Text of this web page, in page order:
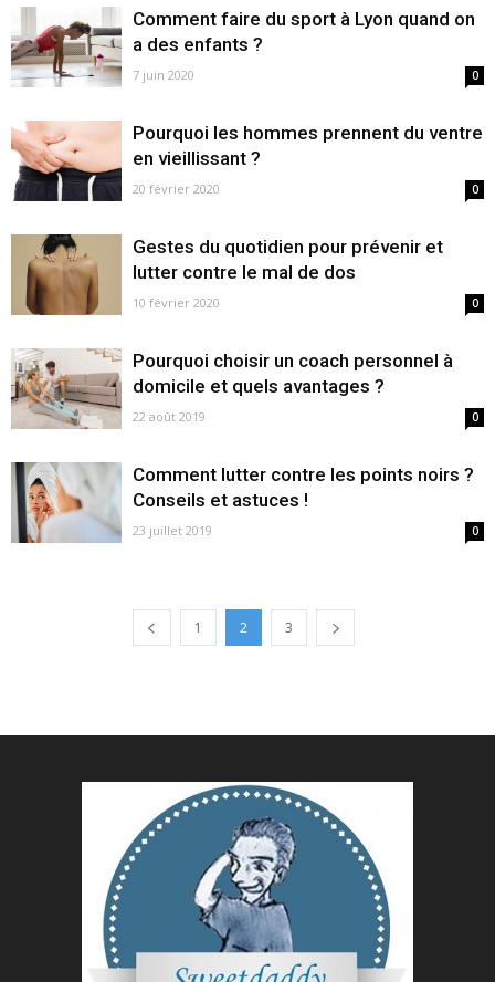
Comment faire du sport à Lyon quand on
a des enfants ?
7 juin 2020 0
Pourquoi les hommes prennent du ventre
en vieillissant ?
20 février 2020 0
Gestes du quotidien pour prévenir et
lutter contre le mal de dos
10 février 2020 0
Pourquoi choisir un coach personnel à
domicile et quels avantages ?
22 août 2019 0
Comment lutter contre les points noirs ?
Conseils et astuces !
23 juillet 2019 0
1 2 3